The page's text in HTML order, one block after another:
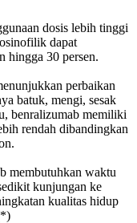
dosis lebih tinggi
dapat
hingga 30 persen.
perbaikan
batuk, mengi, sesak
benralizumab memiliki
rendah dibandingkan
membutuhkan waktu
kunjungan ke
kualitas hidup